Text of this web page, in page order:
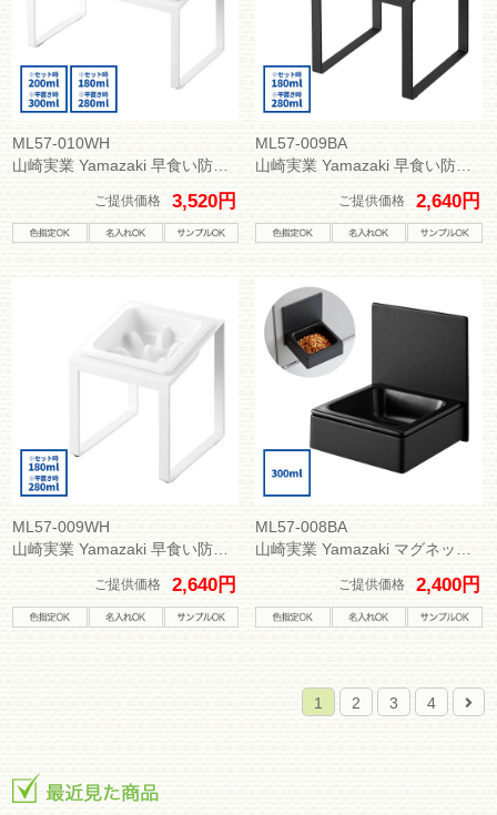
ML57-010WH
ご提供価格 3,520円
ML57-009BA
ご提供価格 2,640円
ML57-009WH
ご提供価格 2,640円
ML57-008BA
ご提供価格 2,400円
1 2 3 4